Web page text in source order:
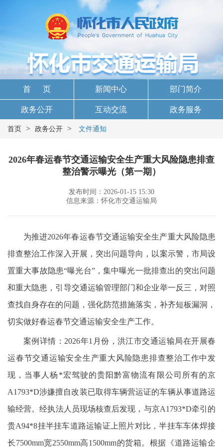
首 页 新闻中心 部门简介
政务公开 互动交流 政务服务
首页 > 政务公开 > 文件通知
2026年春运春节交通运输安全生产重大风险隐患排查
整治警示曝光（第一期）
发布时间：2026-01-15 15:30
信息来源：怀化市交通运输局
为推进2026年春运春节交通运输安全生产重大风险隐患
排查整治工作深入开展，突出问题导向，以案示警，市局设
置重大事故隐患“曝光台”，集中曝光一批排查出的突出问题
和重大隐患，引导交通运输管理部门和企业举一反三，对照
查找自身存在的问题，强化防范措施落实，补齐短板漏洞，
切实做好春运春节交通运输安全生产工作。
案例详情：2026年1月份，洪江市交通运输局在开展春
运春节交通运输安全生产重大风险隐患排查整治工作中发
现，当事人杨*宏驾驶的贵阳黔富物流有限公司所有的京
A1793*D涉嫌擅自改装已取得车辆营运证的车辆从事道路运
输经营。经执法人员现场核查后发现，与京A1793*D牵引的
贵A94*8挂半挂车道路运输证上照片对比，半挂车车体焊接
长7500mm宽2550mm高1500mm的货箱。根据《道路运输企